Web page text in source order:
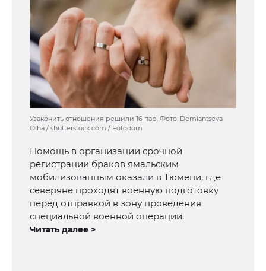
Узаконить отношения решили 16 пар. Фото: Demiantseva
Olha / shutterstock.com / Fotodom
Помощь в организации срочной
регистрации браков ямальским
мобилизованным оказали в Тюмени, где
северяне проходят военную подготовку
перед отправкой в зону проведения
специальной военной операции.
Читать далее >